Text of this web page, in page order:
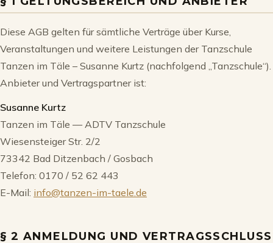
Diese AGB gelten für sämtliche Verträge über Kurse,
Veranstaltungen und weitere Leistungen der Tanzschule
Tanzen im Täle – Susanne Kurtz (nachfolgend „Tanzschule“).
Anbieter und Vertragspartner ist:
Susanne Kurtz
Tanzen im Täle — ADTV Tanzschule
Wiesensteiger Str. 2/2
73342 Bad Ditzenbach / Gosbach
Telefon: 0170 / 52 62 443
E-Mail: info@tanzen-im-taele.de
§ 2 ANMELDUNG UND VERTRAGSSCHLUSS